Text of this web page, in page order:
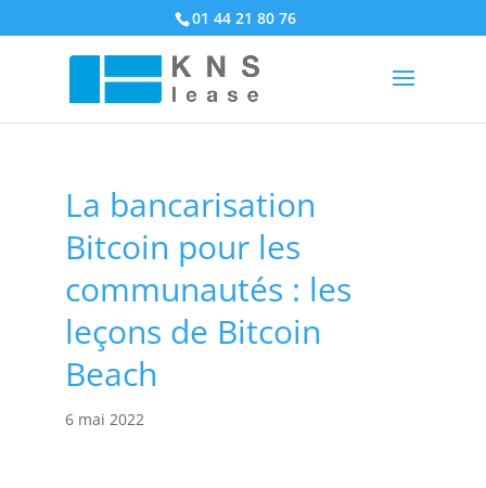
01 44 21 80 76
La bancarisation
Bitcoin pour les
communautés : les
leçons de Bitcoin
Beach
6 mai 2022